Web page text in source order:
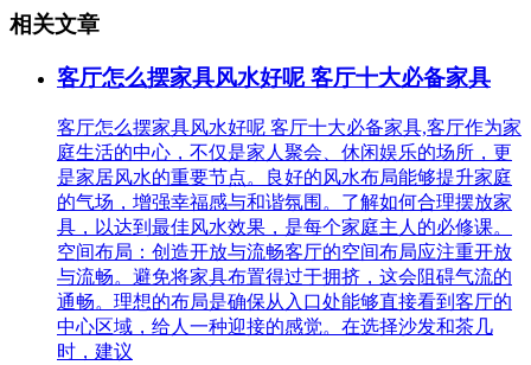
相关文章
客厅怎么摆家具风水好呢 客厅十大必备家具
客厅怎么摆家具风水好呢 客厅十大必备家具,客厅作为家
庭生活的中心，不仅是家人聚会、休闲娱乐的场所，更
是家居风水的重要节点。良好的风水布局能够提升家庭
的气场，增强幸福感与和谐氛围。了解如何合理摆放家
具，以达到最佳风水效果，是每个家庭主人的必修课。
空间布局：创造开放与流畅客厅的空间布局应注重开放
与流畅。避免将家具布置得过于拥挤，这会阻碍气流的
通畅。理想的布局是确保从入口处能够直接看到客厅的
中心区域，给人一种迎接的感觉。在选择沙发和茶几
时，建议